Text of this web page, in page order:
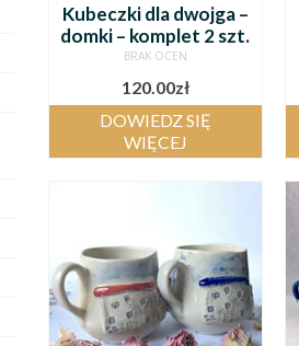
Kubeczki dla dwojga –
domki – komplet 2 szt.
BRAK OCEN
120.00zł
DOWIEDZ SIĘ
WIĘCEJ